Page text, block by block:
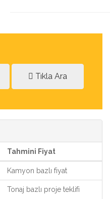
Tıkla Ara
Tahmini Fiyat
Kamyon bazlı fiyat
Tonaj bazlı proje teklifi